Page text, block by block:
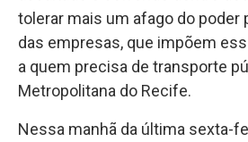
tolerar mais um afago do poder
das empresas, que impõem
a quem precisa de transporte
Metropolitana do Recife.
Nessa manhã da última sexta-